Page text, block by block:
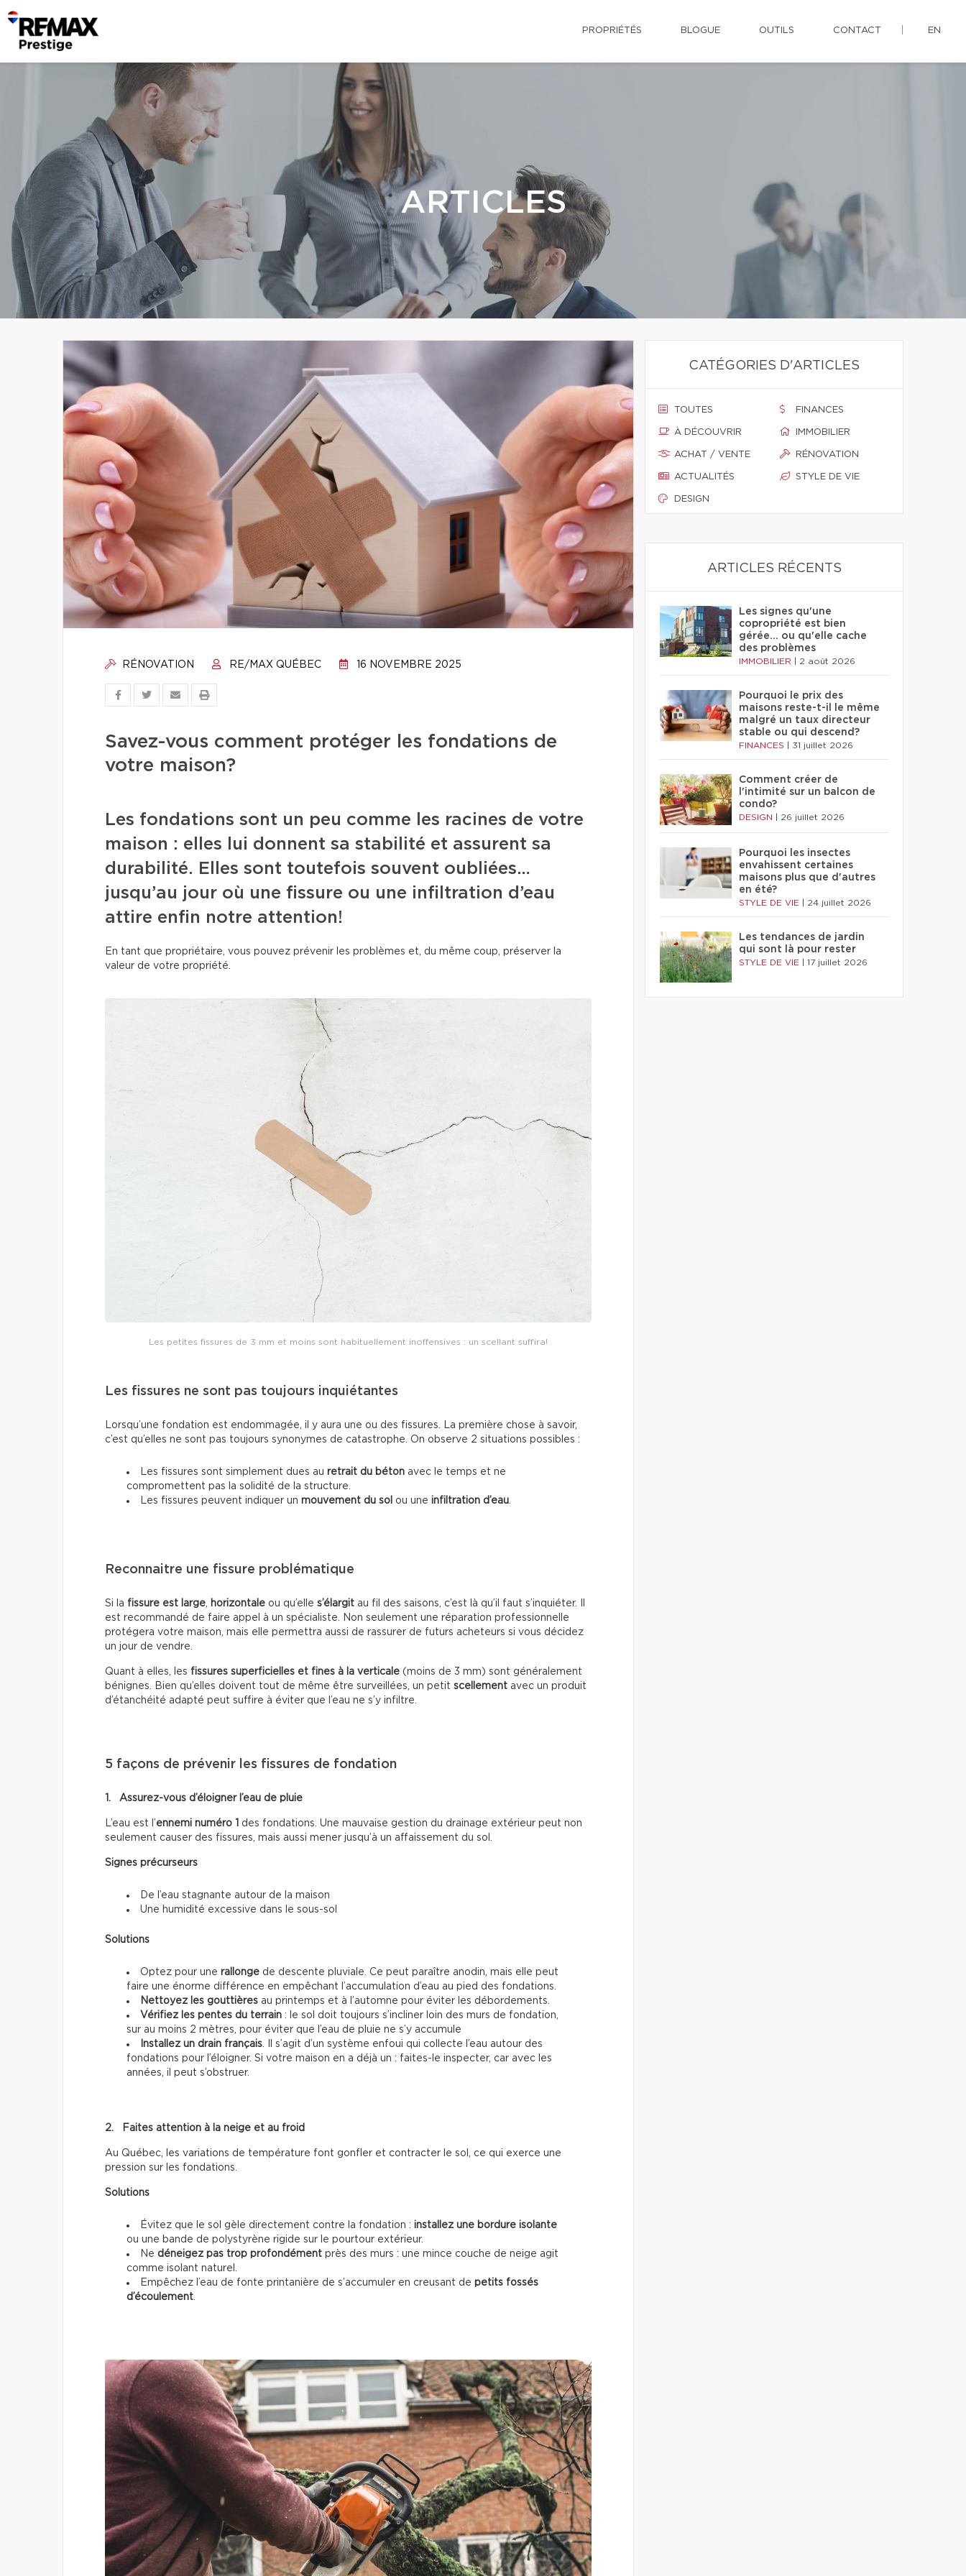
PROPRIÉTÉS BLOGUE OUTILS CONTACT EN
ARTICLES
RÉNOVATION RE/MAX QUÉBEC 16 NOVEMBRE 2025
Savez-vous comment protéger les fondations de
votre maison?
Les fondations sont un peu comme les racines de votre
maison : elles lui donnent sa stabilité et assurent sa
durabilité. Elles sont toutefois souvent oubliées…
jusqu’au jour où une fissure ou une infiltration d’eau
attire enfin notre attention!
En tant que propriétaire, vous pouvez prévenir les problèmes et, du même coup, préserver la
valeur de votre propriété.
Les petites fissures de 3 mm et moins sont habituellement inoffensives : un scellant suffira!
Les fissures ne sont pas toujours inquiétantes
Lorsqu’une fondation est endommagée, il y aura une ou des fissures. La première chose à savoir,
c’est qu’elles ne sont pas toujours synonymes de catastrophe. On observe 2 situations possibles :
Les fissures sont simplement dues au retrait du béton avec le temps et ne
compromettent pas la solidité de la structure.
Les fissures peuvent indiquer un mouvement du sol ou une infiltration d’eau.
Reconnaitre une fissure problématique
Si la fissure est large, horizontale ou qu’elle s’élargit au fil des saisons, c’est là qu’il faut s’inquiéter. Il
est recommandé de faire appel à un spécialiste. Non seulement une réparation professionnelle
protégera votre maison, mais elle permettra aussi de rassurer de futurs acheteurs si vous décidez
un jour de vendre.
Quant à elles, les fissures superficielles et fines à la verticale (moins de 3 mm) sont généralement
bénignes. Bien qu’elles doivent tout de même être surveillées, un petit scellement avec un produit
d’étanchéité adapté peut suffire à éviter que l’eau ne s’y infiltre.
5 façons de prévenir les fissures de fondation
1. Assurez-vous d’éloigner l’eau de pluie
L’eau est l’ennemi numéro 1 des fondations. Une mauvaise gestion du drainage extérieur peut non
seulement causer des fissures, mais aussi mener jusqu’à un affaissement du sol.
Signes précurseurs
De l’eau stagnante autour de la maison
Une humidité excessive dans le sous-sol
Solutions
Optez pour une rallonge de descente pluviale. Ce peut paraître anodin, mais elle peut
faire une énorme différence en empêchant l’accumulation d’eau au pied des fondations.
Nettoyez les gouttières au printemps et à l’automne pour éviter les débordements.
Vérifiez les pentes du terrain : le sol doit toujours s’incliner loin des murs de fondation,
sur au moins 2 mètres, pour éviter que l’eau de pluie ne s’y accumule
Installez un drain français. Il s’agit d’un système enfoui qui collecte l’eau autour des
fondations pour l’éloigner. Si votre maison en a déjà un : faites-le inspecter, car avec les
années, il peut s’obstruer.
2. Faites attention à la neige et au froid
Au Québec, les variations de température font gonfler et contracter le sol, ce qui exerce une
pression sur les fondations.
Solutions
Évitez que le sol gèle directement contre la fondation : installez une bordure isolante
ou une bande de polystyrène rigide sur le pourtour extérieur.
Ne déneigez pas trop profondément près des murs : une mince couche de neige agit
comme isolant naturel.
Empêchez l’eau de fonte printanière de s’accumuler en creusant de petits fossés
d’écoulement.
CATÉGORIES D'ARTICLES
TOUTES
À DÉCOUVRIR
ACHAT / VENTE
ACTUALITÉS
DESIGN
FINANCES
IMMOBILIER
RÉNOVATION
STYLE DE VIE
ARTICLES RÉCENTS
Les signes qu'une
copropriété est bien
gérée… ou qu'elle cache
des problèmes
IMMOBILIER 2 août 2026
Pourquoi le prix des
maisons reste-t-il le même
malgré un taux directeur
stable ou qui descend?
FINANCES 31 juillet 2026
Comment créer de
l'intimité sur un balcon de
condo?
DESIGN 26 juillet 2026
Pourquoi les insectes
envahissent certaines
maisons plus que d'autres
en été?
STYLE DE VIE 24 juillet 2026
Les tendances de jardin
qui sont là pour rester
STYLE DE VIE 17 juillet 2026